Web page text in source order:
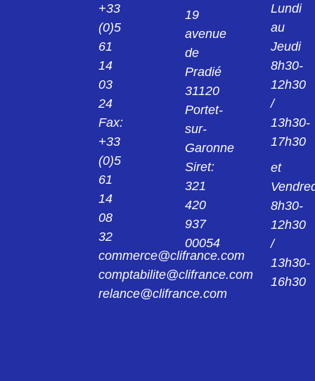
+33
(0)5
61
14
03
24
Fax:
+33
(0)5
61
14
08
32
commerce@clifrance.com
comptabilite@clifrance.com
relance@clifrance.com
19
avenue
de
Pradié
31120
Portet-
sur-
Garonne
Siret:
321
420
937
00054
Lundi
au
Jeudi
8h30-
12h30
/
13h30-
17h30
et
8h30-
12h30
/
13h30-
16h30